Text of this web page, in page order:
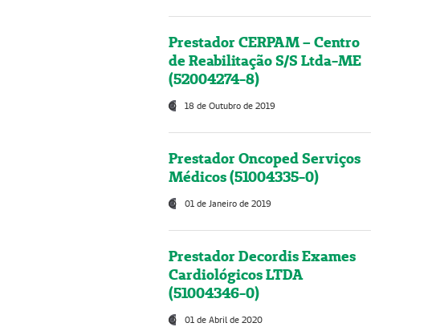
Prestador CERPAM – Centro
de Reabilitação S/S Ltda-ME
(52004274-8)
18 de Outubro de 2019
Prestador Oncoped Serviços
Médicos (51004335-0)
01 de Janeiro de 2019
Prestador Decordis Exames
Cardiológicos LTDA
(51004346-0)
01 de Abril de 2020